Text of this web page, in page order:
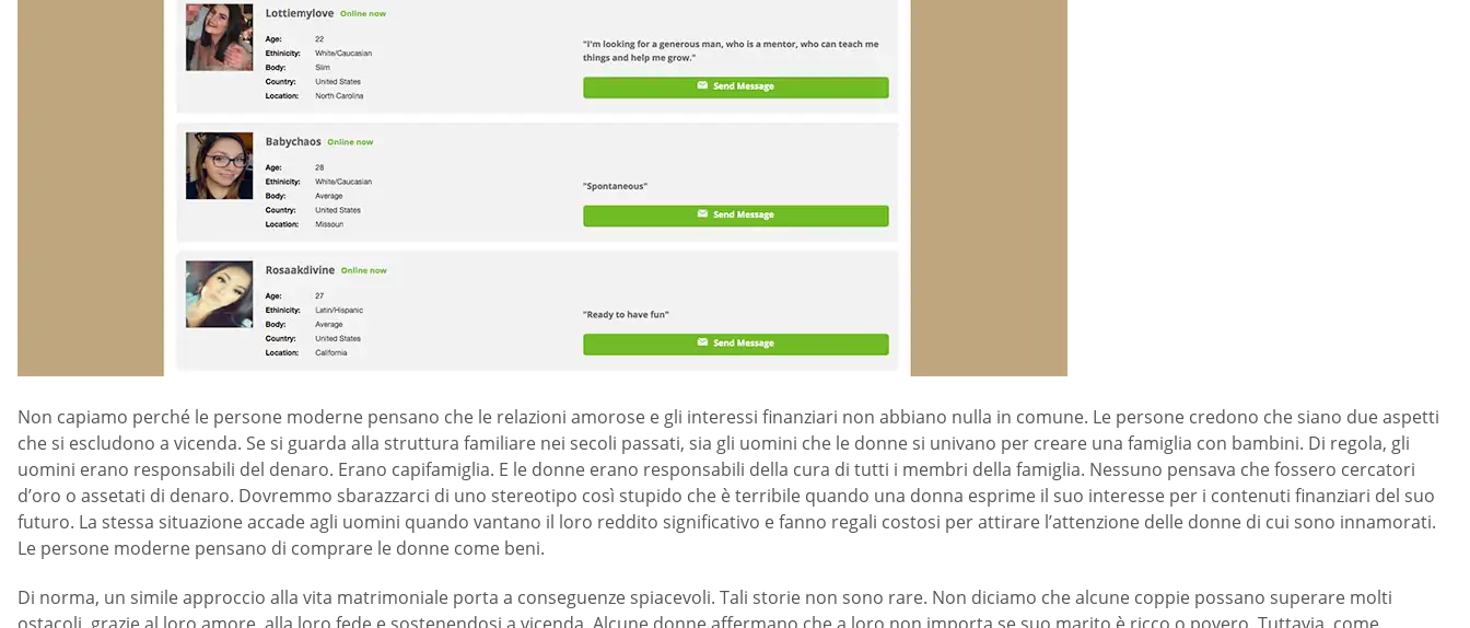
Non capiamo perché le persone moderne pensano che le relazioni amorose e gli interessi finanziari non abbiano nulla in comune. Le persone credono che siano due aspetti
che si escludono a vicenda. Se si guarda alla struttura familiare nei secoli passati, sia gli uomini che le donne si univano per creare una famiglia con bambini. Di regola, gli
uomini erano responsabili del denaro. Erano capifamiglia. E le donne erano responsabili della cura di tutti i membri della famiglia. Nessuno pensava che fossero cercatori
d’oro o assetati di denaro. Dovremmo sbarazzarci di uno stereotipo così stupido che è terribile quando una donna esprime il suo interesse per i contenuti finanziari del suo
futuro. La stessa situazione accade agli uomini quando vantano il loro reddito significativo e fanno regali costosi per attirare l’attenzione delle donne di cui sono innamorati.
Le persone moderne pensano di comprare le donne come beni.
Di norma, un simile approccio alla vita matrimoniale porta a conseguenze spiacevoli. Tali storie non sono rare. Non diciamo che alcune coppie possano superare molti